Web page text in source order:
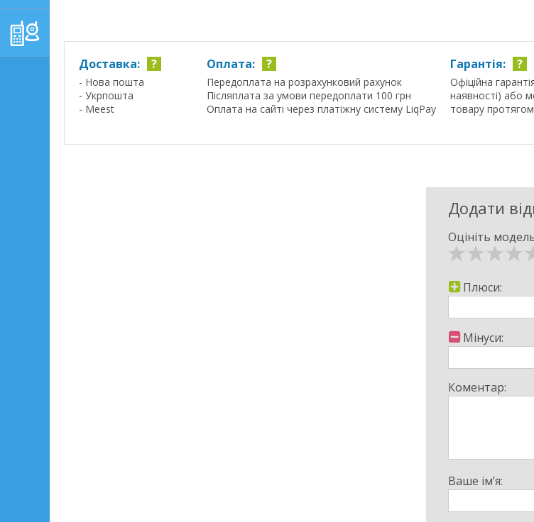
ПОСТІЛЬ
Доставка: ?
- Нова пошта
- Укрпошта
- Meest
Оплата: ?
Передоплата на розрахунковий рахунок
Післяплата за умови передоплати 100 грн
Оплата на сайті через платіжну систему LiqPay
Гарантія: ?
Офіційна
наявності) або
товару протягом
Додати
Оцініть
Плюси:
Мінуси:
Коментар:
Ваше ім’я: